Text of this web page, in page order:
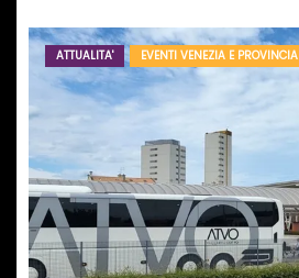
ATTUALITA' EVENTI VENEZIA E PROVINCIA